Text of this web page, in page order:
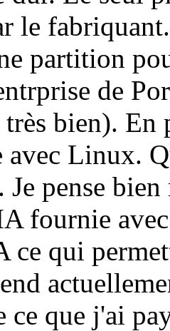
le
partition
de
très bien).
Linux.
Je pense
fournie
ce qui
ce que j'ai